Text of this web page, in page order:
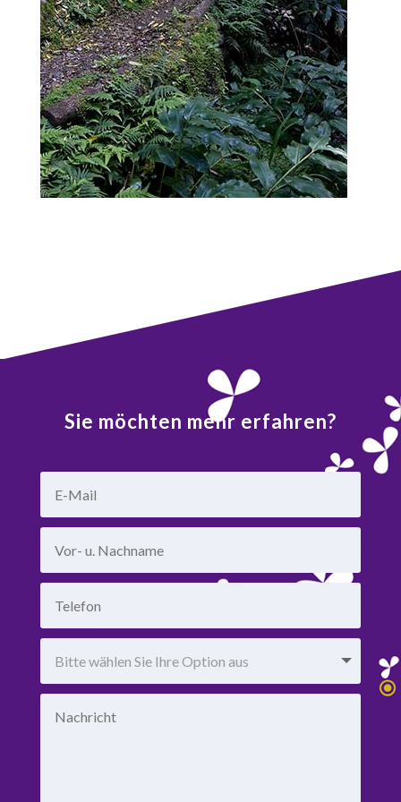
Sie möchten mehr erfahren?